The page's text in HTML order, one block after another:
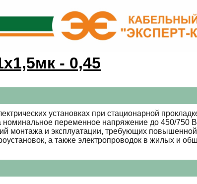
- 0,45
установках при стационарной
переменное напряжение до 450/750
монтажа и эксплуатации, требующих повышенной
а также электропроводок в жилых и